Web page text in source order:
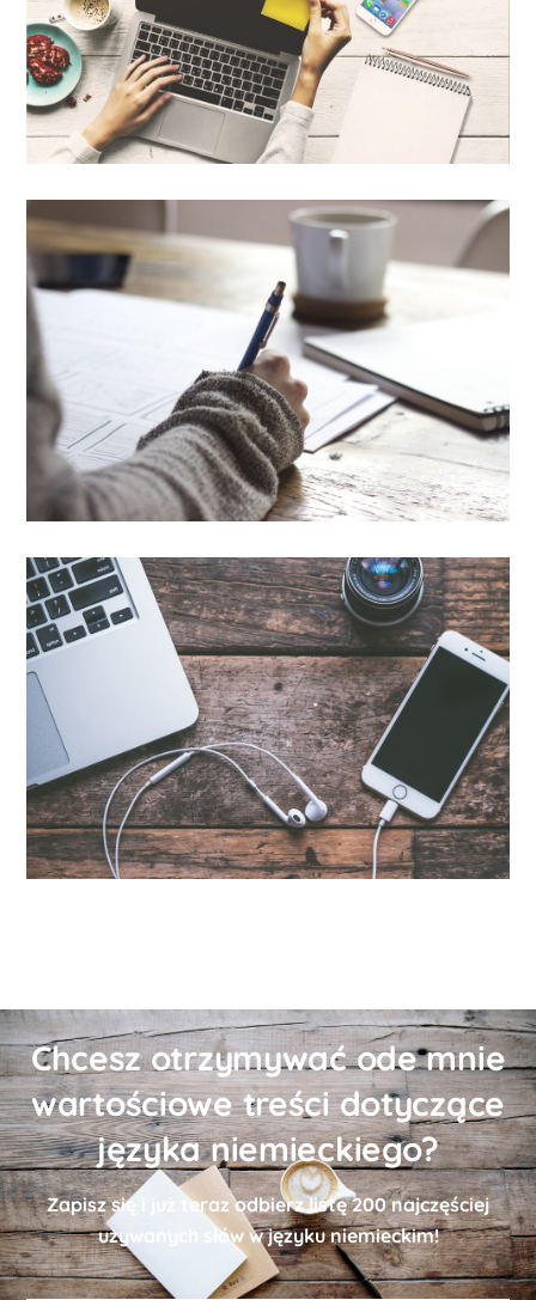
Chcesz otrzymywać ode mnie
wartościowe treści dotyczące
języka niemieckiego?
Zapisz się i już teraz odbierzlistę200 najczęściej
używanych słów w języku niemieckim!